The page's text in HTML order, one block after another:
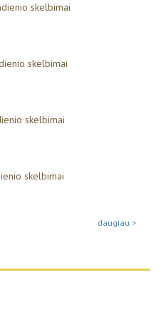
skelbimai
skelbimai
skelbimai
skelbimai
daugiau >